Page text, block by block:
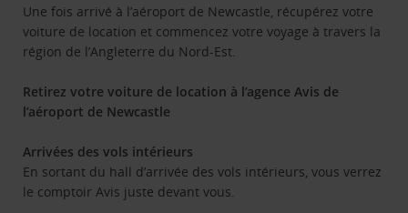
Une fois arrivé à l’aéroport de Newcastle, récupérez votre
voiture de location et commencez votre voyage à travers la
région de l’Angleterre du Nord-Est.
Retirez votre voiture de location à l’agence Avis de
l’aéroport de Newcastle
Arrivées des vols intérieurs
En sortant du hall d’arrivée des vols intérieurs, vous verrez
le comptoir Avis juste devant vous.